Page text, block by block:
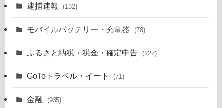
逮捕速報 (132)
モバイルバッテリー・充電器 (78)
ふるさと納税・税金・確定申告 (227)
GoToトラベル・イート (71)
金融 (935)